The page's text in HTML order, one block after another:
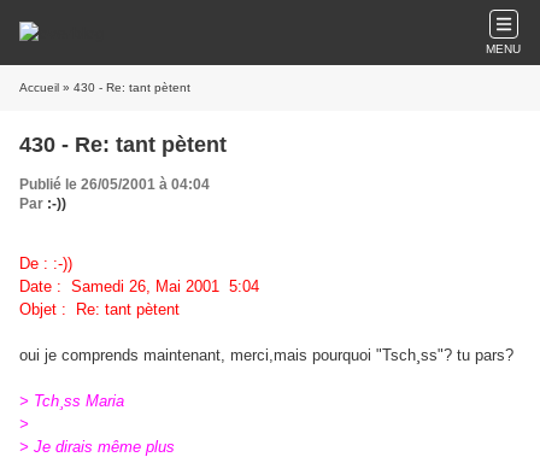
MENU
Accueil » 430 - Re: tant pètent
430 - Re: tant pètent
Publié le 26/05/2001 à 04:04
Par :-))
De : :-))
Date : Samedi 26, Mai 2001 5:04
Objet : Re: tant pètent
oui je comprends maintenant, merci,mais pourquoi "Tsch¸ss"? tu pars?
> Tch¸ss Maria
>
> Je dirais même plus